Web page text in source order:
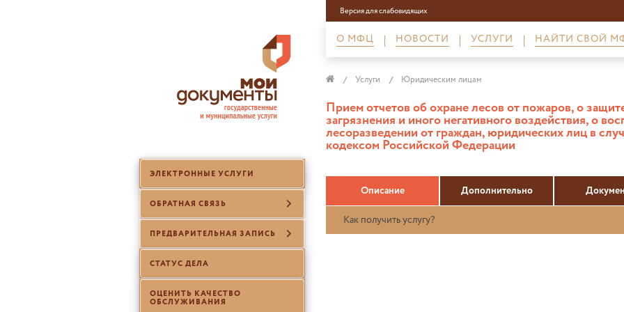
ЭЛЕКТРОННЫЕ УСЛУГИ
ОБРАТНАЯ СВЯЗЬ
ПРЕДВАРИТЕЛЬНАЯ ЗАПИСЬ
СТАТУС ДЕЛА
ОЦЕНИТЬ КАЧЕСТВО
ОБСЛУЖИВАНИЯ
Версия для слабовидящих
О МФЦ НОВОСТИ УСЛУГИ НАЙТИ СВОЙ
Услуги Юридическим лицам
Прием отчетов об охране лесов от пожаров, о
загрязнения и иного негативного воздействия, о
лесоразведении от граждан, юридических лиц в
кодексом Российской Федерации
Описание Дополнительно
Как получить услугу?